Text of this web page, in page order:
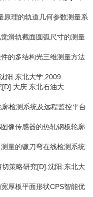
原理的轨道几何参数测量系
滑轨截面圆弧尺寸的测量
的多结构光三维测量方法
阳:东北大学,2009.
大庆:东北石油大
检测系统及远程监控平台
像传感器的热轧钢板轮廓
量的镰刀弯在线检测系统
策略研究[D].沈阳:东北大
厚板平面形状CPS智能优